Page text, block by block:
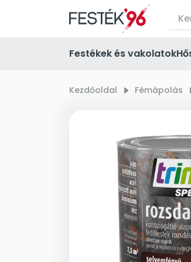
Festékek és vakolatok
Kezdőoldal right_small Fémápolás